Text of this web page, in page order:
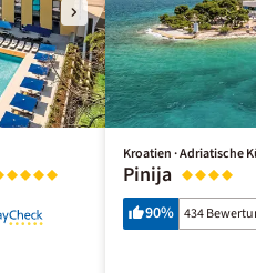
Kroatien · Adriatische
Pinija
90% 434